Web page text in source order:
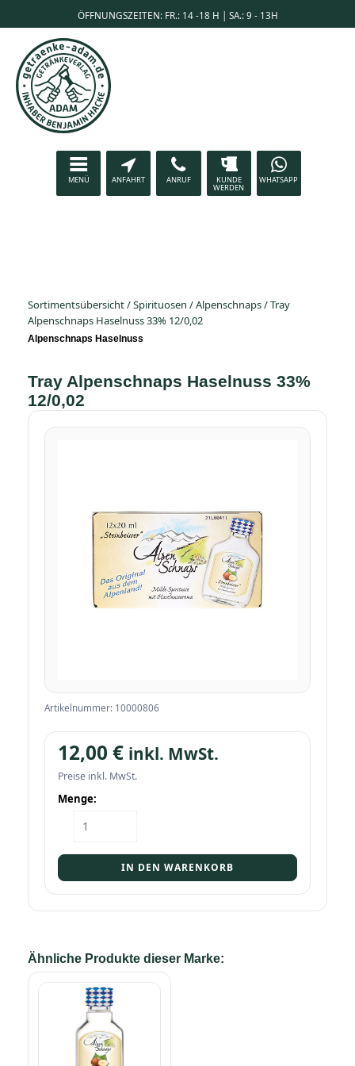
ÖFFNUNGSZEITEN: FR.: 14 -18 H | SA.: 9 - 13H
MENÜ ANFAHRT ANRUF KUNDE
WERDEN
WHATSAPP
Sortimentsübersicht/Spirituosen /Alpenschnaps/Tray
Alpenschnaps Haselnuss 33% 12/0,02
Alpenschnaps Haselnuss
Tray Alpenschnaps Haselnuss 33%
12/0,02
Artikelnummer: 10000806
12,00 € inkl. MwSt.
Preise inkl. MwSt.
Menge:
Tray
Alpenschnaps
12/0,02
Menge
IN DEN WARENKORB
Ähnliche Produkte dieser Marke: